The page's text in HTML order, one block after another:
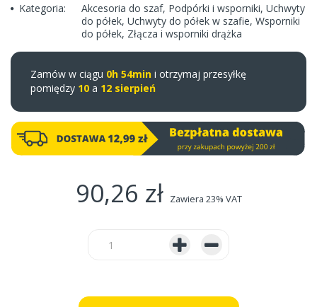
Kategoria:
Akcesoria do szaf, Podpórki i wsporniki, Uchwyty
do półek, Uchwyty do półek w szafie, Wsporniki
do półek, Złącza i wsporniki drążka
Zamów w ciągu 0h 54min i otrzymaj przesyłkę
pomiędzy 10 a 12 sierpień
90,26 zł Zawiera 23% VAT